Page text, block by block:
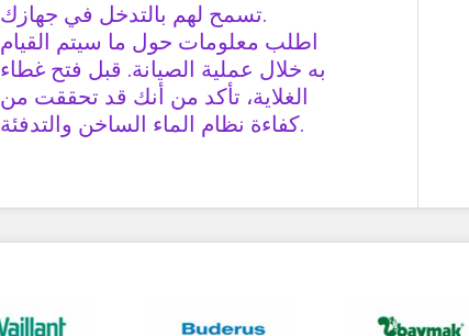
تسمح لهم بالتدخل في جهازك.
اطلب معلومات حول ما سيتم القيام
به خلال عملية الصيانة. قبل فتح غطاء
الغلاية، تأكد من أنك قد تحققت من
كفاءة نظام الماء الساخن والتدفئة.